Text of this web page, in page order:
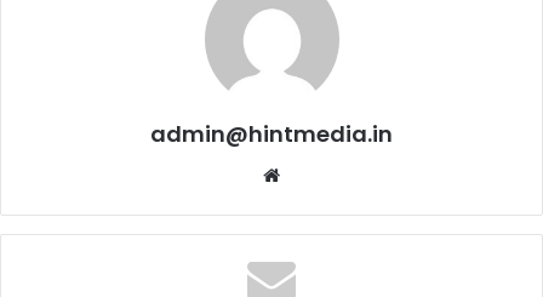
admin@hintmedia.in